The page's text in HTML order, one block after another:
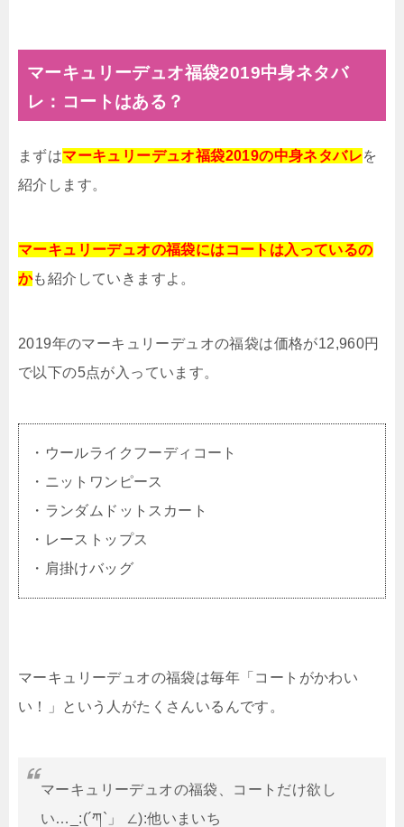
マーキュリーデュオ福袋2019中身ネタバ
レ：コートはある？
まずはマーキュリーデュオ福袋2019の中身ネタバレを
紹介します。
マーキュリーデュオの福袋にはコートは入っているの
かも紹介していきますよ。
2019年のマーキュリーデュオの福袋は価格が12,960円
で以下の5点が入っています。
・ウールライクフーディコート
・ニットワンピース
・ランダムドットスカート
・レーストップス
・肩掛けバッグ
マーキュリーデュオの福袋は毎年「コートがかわい
い！」という人がたくさんいるんです。
マーキュリーデュオの福袋、コートだけ欲し
い…_:(´ཀ`」 ∠):他いまいち